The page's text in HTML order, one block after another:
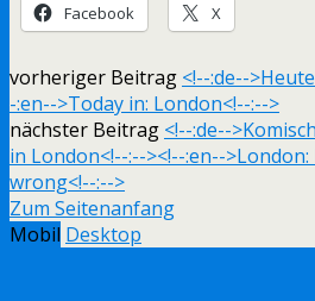
Facebook X
vorheriger Beitrag <!--:de--
-:en-->Today in: London<!--:-->
nächster Beitrag <!--:de--
in London<!--:--><!--:en--
wrong<!--:-->
Zum Seitenanfang
Mobil Desktop